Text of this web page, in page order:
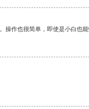
作也很简单，即使是小白也能